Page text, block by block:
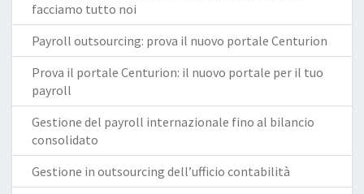
facciamo tutto noi
Payroll outsourcing: prova il nuovo portale Centurion
Prova il portale Centurion: il nuovo portale per il tuo
payroll
Gestione del payroll internazionale fino al bilancio
consolidato
Gestione in outsourcing dell’ufficio contabilità